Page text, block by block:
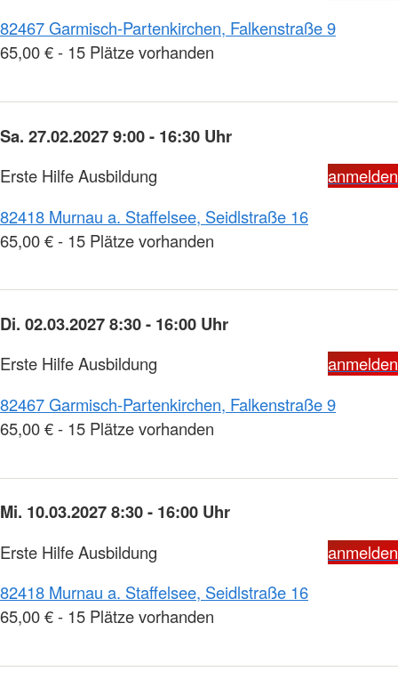
82467 Garmisch-Partenkirchen, Falkenstraße 9
65,00 € - 15 Plätze vorhanden
Sa. 27.02.2027 9:00 - 16:30 Uhr
Erste Hilfe Ausbildung
anmelden
82418 Murnau a. Staffelsee, Seidlstraße 16
65,00 € - 15 Plätze vorhanden
Di. 02.03.2027 8:30 - 16:00 Uhr
Erste Hilfe Ausbildung
anmelden
82467 Garmisch-Partenkirchen, Falkenstraße 9
65,00 € - 15 Plätze vorhanden
Mi. 10.03.2027 8:30 - 16:00 Uhr
Erste Hilfe Ausbildung
anmelden
82418 Murnau a. Staffelsee, Seidlstraße 16
65,00 € - 15 Plätze vorhanden